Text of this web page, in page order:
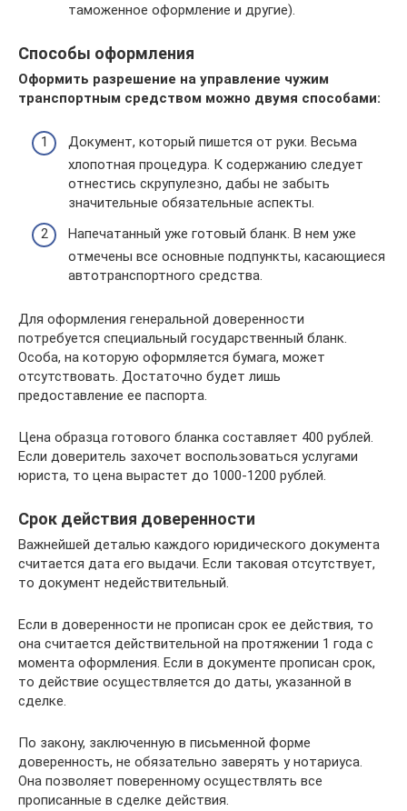
таможенное оформление и другие).
Способы оформления
Оформить разрешение на управление чужим
транспортным средством можно двумя способами:
Документ, который пишется от руки. Весьма
хлопотная процедура. К содержанию следует
отнестись скрупулезно, дабы не забыть
значительные обязательные аспекты.
Напечатанный уже готовый бланк. В нем уже
отмечены все основные подпункты, касающиеся
автотранспортного средства.
Для оформления генеральной доверенности
потребуется специальный государственный бланк.
Особа, на которую оформляется бумага, может
отсутствовать. Достаточно будет лишь
предоставление ее паспорта.
Цена образца готового бланка составляет 400 рублей.
Если доверитель захочет воспользоваться услугами
юриста, то цена вырастет до 1000-1200 рублей.
Срок действия доверенности
Важнейшей деталью каждого юридического документа
считается дата его выдачи. Если таковая отсутствует,
то документ недействительный.
Если в доверенности не прописан срок ее действия, то
она считается действительной на протяжении 1 года с
момента оформления. Если в документе прописан срок,
то действие осуществляется до даты, указанной в
сделке.
По закону, заключенную в письменной форме
доверенность, не обязательно заверять у нотариуса.
Она позволяет поверенному осуществлять все
прописанные в сделке действия.